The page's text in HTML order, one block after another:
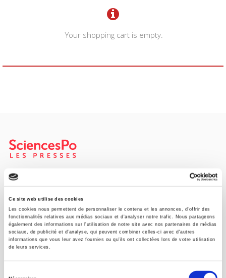
Ce site web utilise des cookies
Les cookies nous permettent de personnaliser le contenu et les annonces, d'offrir des
fonctionnalités relatives aux médias sociaux et d'analyser notre trafic. Nous partageons
également des informations sur l'utilisation de notre site avec nos partenaires de médias
sociaux, de publicité et d'analyse, qui peuvent combiner celles-ci avec d'autres
informations que vous leur avez fournies ou qu'ils ont collectées lors de votre utilisation
de leurs services.
Your shopping cart is empty.
SCIENCES PO UNIVERSITY PRESS has a threefold role: to publish
original research, to edit reference works for student use, and to
help public and political debate.
CONTACTS
FOREIGN RIGHTS
FOR BOOKSHOPS